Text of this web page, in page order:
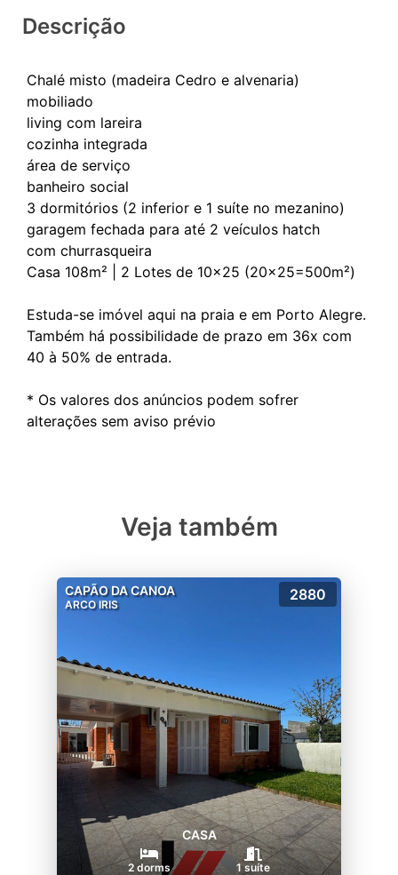
Descrição
Chalé misto (madeira Cedro e alvenaria)
mobiliado
living com lareira
cozinha integrada
área de serviço
banheiro social
3 dormitórios (2 inferior e 1 suíte no mezanino)
garagem fechada para até 2 veículos hatch
com churrasqueira
Casa 108m² | 2 Lotes de 10x25 (20x25=500m²)
Estuda-se imóvel aqui na praia e em Porto Alegre.
Também há possibilidade de prazo em 36x com
40 à 50% de entrada.
* Os valores dos anúncios podem sofrer
Veja também
CAPÃO DA CANOA
ARCO IRIS
2880
CASA
2 dorms 1 suíte